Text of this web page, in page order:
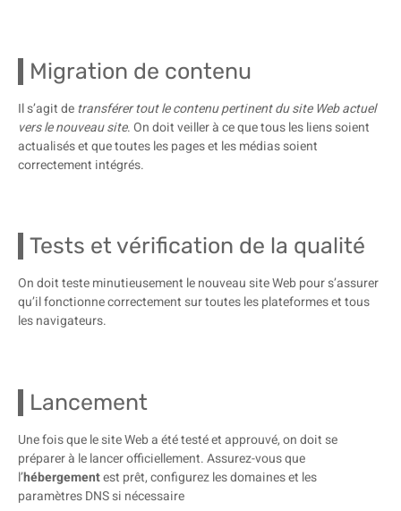
Migration de contenu
Il s’agit detransférer tout le contenu pertinent du site Web actuel
vers le nouveau site. On doit veiller à ce que tous les liens soient
actualisés et que toutes les pages et les médias soient
correctement intégrés.
Tests et vérification de la qualité
On doit teste minutieusement le nouveau site Web pour s’assurer
qu’il fonctionne correctement sur toutes les plateformes et tous
les navigateurs.
Lancement
Une fois que le site Web a été testé et approuvé, on doit se
préparer à le lancer officiellement. Assurez-vous que
l’hébergementest prêt, configurez les domaines et les
paramètres DNS si nécessaire